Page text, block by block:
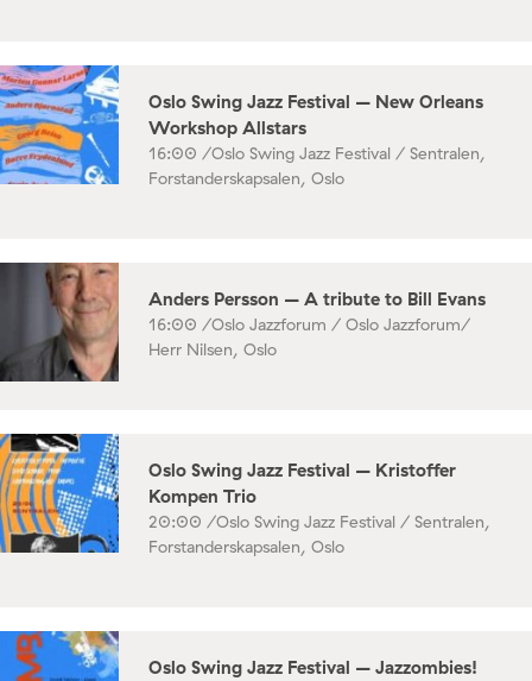
Oslo Swing Jazz Festival – New Orleans
Workshop Allstars
16:00 /Oslo Swing Jazz Festival / Sentralen,
Forstanderskapsalen, Oslo
Anders Persson – A tribute to Bill Evans
16:00 /Oslo Jazzforum / Oslo Jazzforum/
Herr Nilsen, Oslo
Oslo Swing Jazz Festival – Kristoffer
Kompen Trio
20:00 /Oslo Swing Jazz Festival / Sentralen,
Forstanderskapsalen, Oslo
Oslo Swing Jazz Festival – Jazzombies!